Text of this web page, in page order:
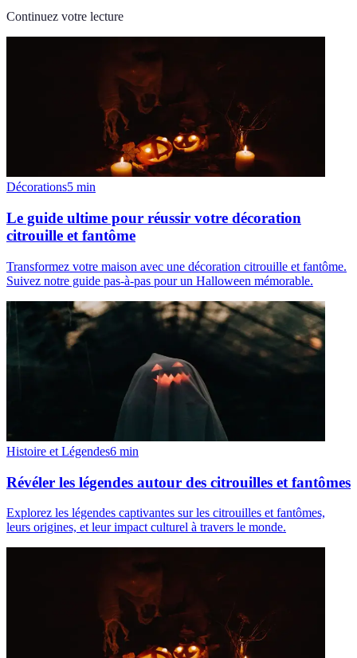
Continuez votre lecture
Décorations5 min
Le guide ultime pour réussir votre décoration
citrouille et fantôme
Transformez votre maison avec une décoration citrouille et fantôme.
Suivez notre guide pas-à-pas pour un Halloween mémorable.
Histoire et Légendes6 min
Révéler les légendes autour des citrouilles et fantômes
Explorez les légendes captivantes sur les citrouilles et fantômes,
leurs origines, et leur impact culturel à travers le monde.